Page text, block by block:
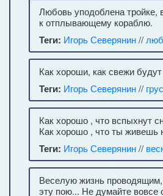
Любовь уподоблена
к отплывающему кораблю.
Теги: Игорь Северянин//
Как хороши, как свежи
Теги: Игорь Северянин//
Как хорошо , что вспыхнут
Как хорошо , что ты живешь
Теги: Игорь Северянин//
Веселую жизнь
эту пою... Не думайте вовсе